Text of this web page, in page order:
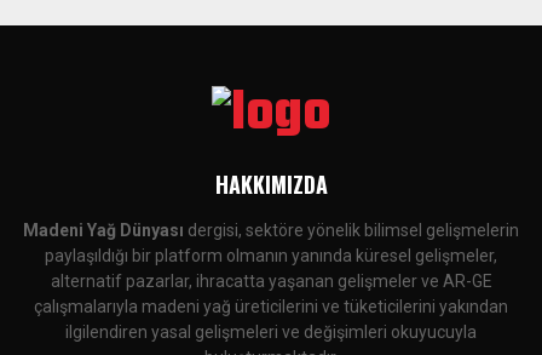
HAKKIMIZDA
Madeni Yağ Dünyası dergisi, sektöre yönelik bilimsel gelişmelerin
paylaşıldığı bir platform olmanın yanında küresel gelişmeler,
alternatif pazarlar, ihracatta yaşanan gelişmeler ve AR-GE
çalışmalarıyla madeni yağ üreticilerini ve tüketicilerini yakından
ilgilendiren yasal gelişmeleri ve değişimleri okuyucuyla